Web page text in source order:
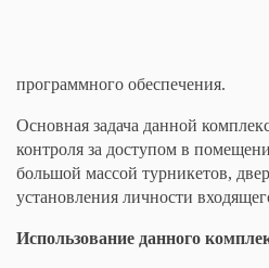
программного обеспечения.
Основная задача данной
контроля за доступом в
большой массой турникетов,
установления личности
Использование данного